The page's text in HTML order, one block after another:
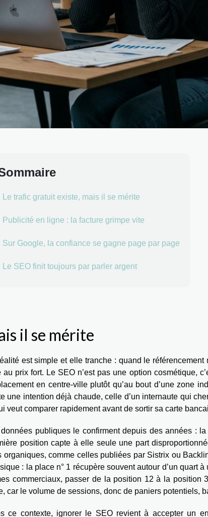
Le trafic gratuit existe, mais il se mérite
Publicité en ligne : la facture grimpe vite
Sur Google, la confiance se gagne page par page
Le SEO finit toujours par parler argent
il se mérite
est simple et elle tranche : quand le
au prix fort. Le SEO n’est pas une option cosmétique,
en centre-ville plutôt qu’au bout d’une zone
une intention déjà chaude, celle d’un internaute qui
veut comparer rapidement avant de sortir sa carte
données publiques le confirment depuis des années :
position capte à elle seule une part
organiques, comme celles publiées par Sistrix ou
: la place n° 1 récupère souvent autour d’un quart
commerciaux, passer de la position 12 à la position
car le volume de sessions, donc de paniers potentiels,
ce contexte, ignorer le SEO revient à accepter un